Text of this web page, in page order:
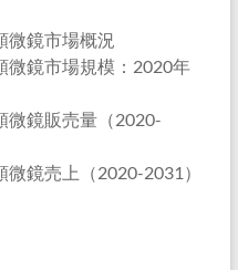
微鏡市場概況
微鏡市場規模：2020年
微鏡販売量（2020-
鏡売上（2020-2031）